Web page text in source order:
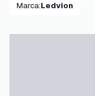
Marca: Ledvion